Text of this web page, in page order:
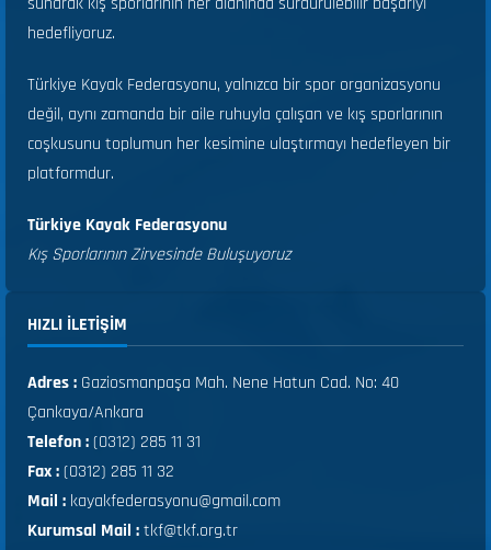
hedefliyoruz.
Türkiye Kayak Federasyonu, yalnızca bir spor organizasyonu
değil, aynı zamanda bir aile ruhuyla çalışan ve kış sporlarının
coşkusunu toplumun her kesimine ulaştırmayı hedefleyen bir
platformdur.
Türkiye Kayak Federasyonu
Kış Sporlarının Zirvesinde Buluşuyoruz
HIZLI ILETIŞIM
Adres : Gaziosmanpaşa Mah. Nene Hatun Cad. No: 40
Çankaya/Ankara
Telefon :(0312) 285 11 31
Fax :(0312) 285 11 32
Mail : kayakfederasyonu@gmail.com
Kurumsal Mail :tkf@tkf.org.tr